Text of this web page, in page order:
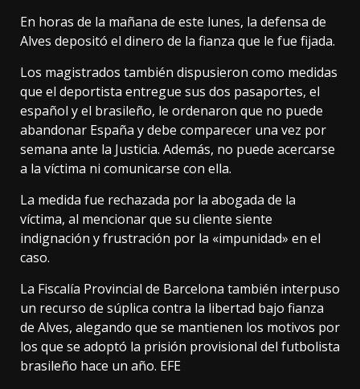
En horas de la mañana de este lunes, la defensa de
Alves depositó el dinero de la fianza que le fue fijada.
Los magistrados también dispusieron como medidas
que el deportista entregue sus dos pasaportes, el
español y el brasileño, le ordenaron que no puede
abandonar España y debe comparecer una vez por
semana ante la Justicia. Además, no puede acercarse
a la víctima ni comunicarse con ella.
La medida fue rechazada por la abogada de la
víctima, al mencionar que su cliente siente
indignación y frustración por la «impunidad» en el
caso.
La Fiscalía Provincial de Barcelona también interpuso
un recurso de súplica contra la libertad bajo fianza
de Alves, alegando que se mantienen los motivos por
los que se adoptó la prisión provisional del futbolista
brasileño hace un año. EFE